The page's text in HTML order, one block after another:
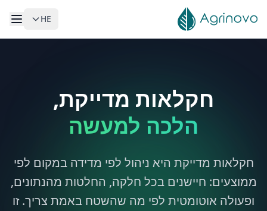
HE
חקלאות מדייקת,
הלכה למעשה
חקלאות מדייקת היא ניהול לפי מדידה במקום לפי
ממוצעים: חיישנים בכל חלקה, החלטות מהנתונים,
ופעולה אוטומטית לפי מה שהשטח באמת צריך. זו